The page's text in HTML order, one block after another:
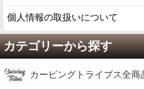
個人情報の取扱いについて
カテゴリーから探す
カービングトライブス全